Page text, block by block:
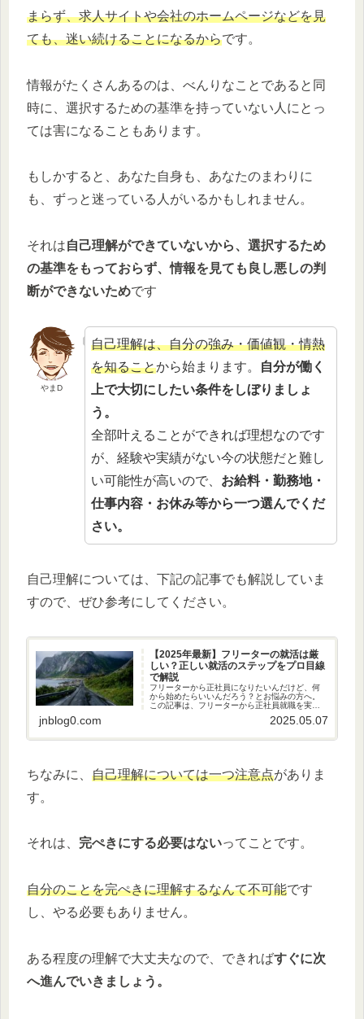
まらず、求人サイトや会社のホームページなどを見
ても、迷い続けることになるからです。
情報がたくさんあるのは、べんりなことであると同
時に、選択するための基準を持っていない人にとっ
ては害になることもあります。
もしかすると、あなた自身も、あなたのまわりに
も、ずっと迷っている人がいるかもしれません。
それは自己理解ができていないから、選択するため
の基準をもっておらず、情報を見ても良し悪しの判
断ができないためです
やまD
自己理解は、自分の強み・価値観・情熱
を知ることから始まります。
自分が働く
上で大切にしたい条件をしぼりましょ
う。
全部叶えることができれば理想なのです
が、経験や実績がない今の状態だと難し
い可能性が高いので、 お給料・勤務地・
仕事内容・お休み等から一つ選んでくだ
さい。
自己理解については、下記の記事でも解説していま
すので、ぜひ参考にしてください。
【2025年最新】フリーターの就活は厳
しい？正しい就活のステップをプロ目線
で解説
フリーターから正社員になりたいんだけど、何
から始めたらいいんだろう？とお悩みの方へ。
この記事は、フリーターから正社員就職を実現
名以上の就職サポートをしてきた筆者が就活の
jnblog0.com 2025.05.07
ちなみに、 自己理解については一つ注意点がありま
す。
それは、 完ぺきにする必要はないってことです。
自分のことを完ぺきに理解するなんて不可能です
し、やる必要もありません。
ある程度の理解で大丈夫なので、できればすぐに次
へ進んでいきましょう。